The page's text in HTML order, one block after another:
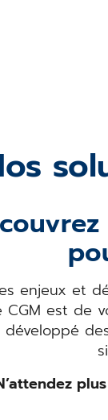
enjeux et
est de
développé